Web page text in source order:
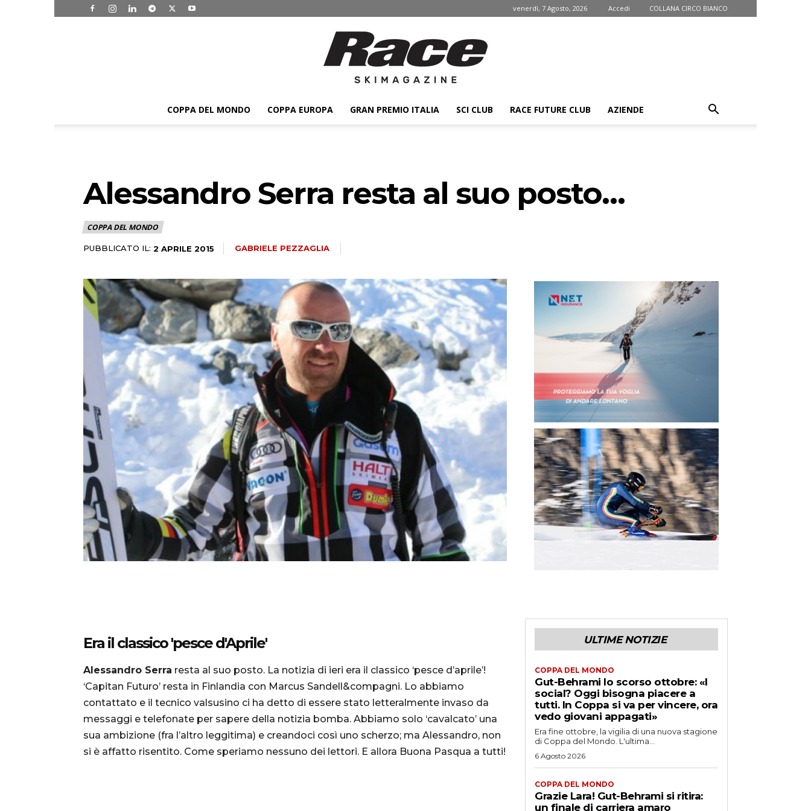
venerdì, 7 Agosto, 2026 Accedi COLLANA CIRCO BIANCO
ski
magazine
COPPA DEL MONDO COPPA EUROPA GRAN PREMIO ITALIA SCI CLUB RACE FUTURE CLUB AZIENDE
Alessandro Serra resta al suo posto…
COPPA DEL MONDO
PUBBLICATO IL: 2 APRILE 2015 GABRIELE PEZZAGLIA
Era il classico 'pesce d'Aprile'
Alessandro Serra resta al suo posto. La notizia di ieri era il classico ‘pesce d’aprile’!
‘Capitan Futuro’ resta in Finlandia con Marcus Sandell&compagni. Lo abbiamo
contattato e il tecnico valsusino ci ha detto di essere stato letteralmente invaso da
messaggi e telefonate per sapere della notizia bomba. Abbiamo solo ‘cavalcato’ una
sua ambizione (fra l’altro leggitima) e creandoci così uno scherzo; ma Alessandro, non
si è affatto risentito. Come speriamo nessuno dei lettori. E allora Buona Pasqua a tutti!
ULTIME NOTIZIE
COPPA DEL MONDO
Gut-Behrami lo scorso ottobre: «I
social? Oggi bisogna piacere a
tutti. In Coppa si va per vincere, ora
vedo giovani appagati»
Era fine ottobre, la vigilia di una nuova stagione
di Coppa del Mondo. L'ultima...
6 Agosto 2026
COPPA DEL MONDO
Grazie Lara! Gut-Behrami si ritira:
un finale di carriera amaro